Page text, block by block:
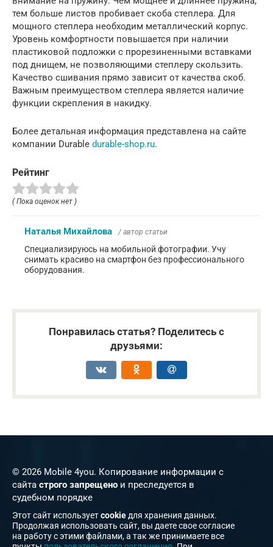
тем больше листов пробивает скоба степлера. Для
мощного степлера необходим металлический корпус.
Уровень комфортности повышается при наличии
пластиковой подложки с прорезиненными вставками
под днищем, не позволяющими степлеру скользить.
Качество сшивания прямо зависит от качества скоб.
Важным преимуществом степлера является наличие
функции скрепления в накидку.
Более детальная информация представлена на сайте
компании Durable durable-shop.ru.
Рейтинг
( Пока оценок нет )
Наталья Михайлова / автор статьи
Специализируюсь на мобильной фотографии. Учу
снимать красиво на смартфон без профессионального
оборудования.
Понравилась статья? Поделитесь с
друзьями:
© 2026 Mobile 4you. Копирование информации с
сайта строго запрещено и преследуется в
судебном порядке
Этот сайт используетcookie для хранения данных.
Продолжая использовать сайт, вы даете свое согласие
на работу с этими файлами, а так же принимаете все